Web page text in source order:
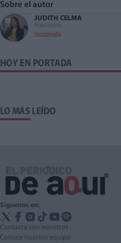
Sobre el autor
JUDITH CELMA
PERIODISTA
Ver biografía
HOY EN PORTADA
LO MÁS LEÍDO
Síguenos en:
Contacta con nosotros
Conoce nuestro equipo